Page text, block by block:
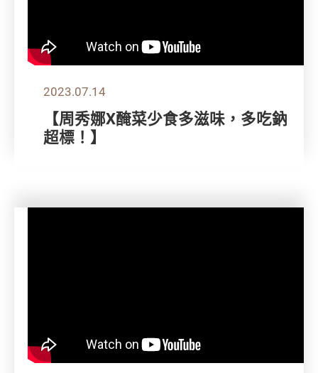
2023.07.14
【周秀娜X醃菜少食多滋味，多吃鈉
超標！】